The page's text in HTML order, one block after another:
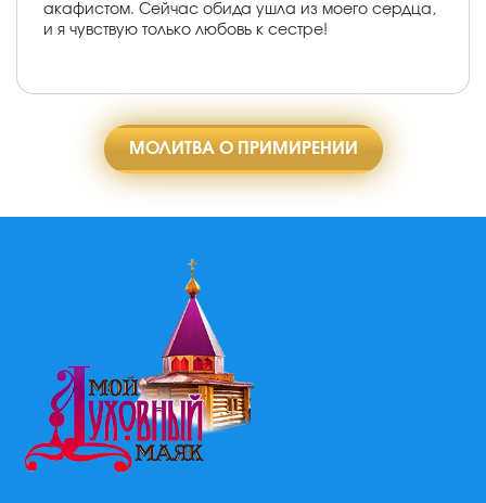
акафистом. Сейчас обида ушла из моего сердца,
и я чувствую только любовь к сестре!
МОЛИТВА О ПРИМИРЕНИИ